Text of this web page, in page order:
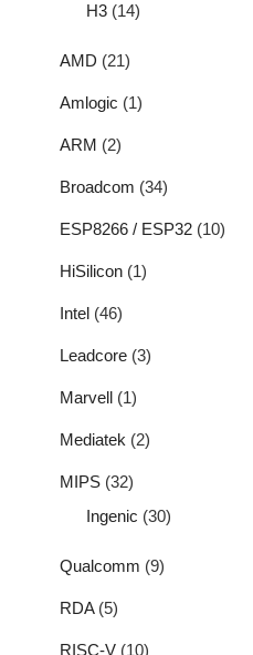
H3 (14)
AMD (21)
Amlogic (1)
ARM (2)
Broadcom (34)
ESP8266 / ESP32 (10)
HiSilicon (1)
Intel (46)
Leadcore (3)
Marvell (1)
Mediatek (2)
MIPS (32)
Ingenic (30)
Qualcomm (9)
RDA(5)
RISC-V (10)